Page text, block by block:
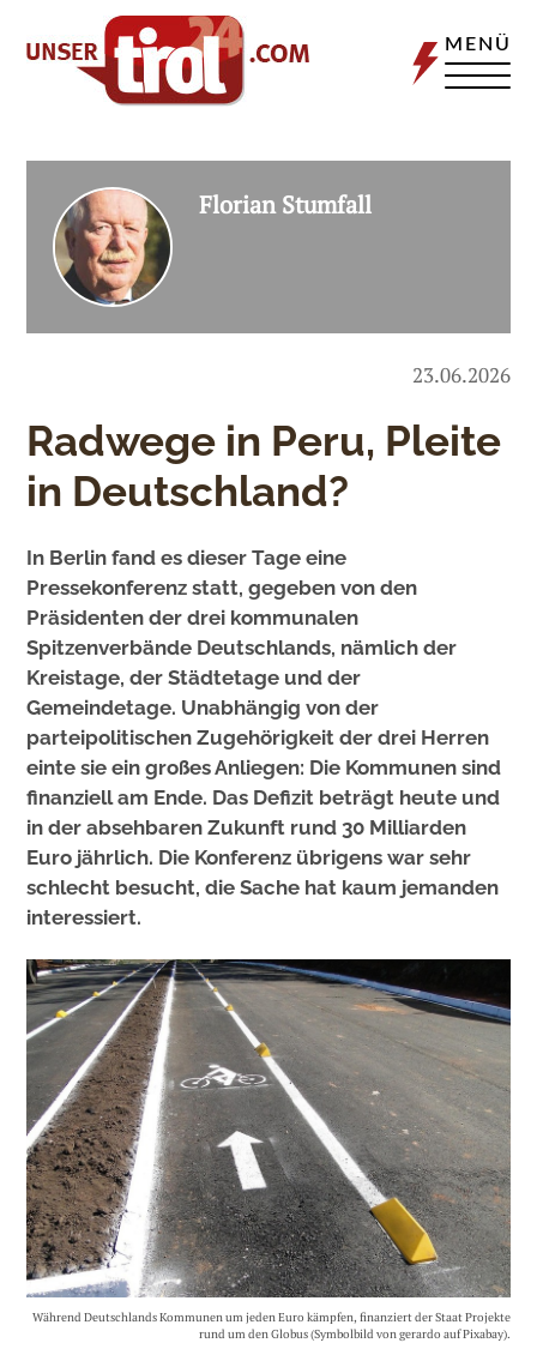
MENÜ
Florian Stumfall
23.06.2026
Radwege in Peru, Pleite
in Deutschland?
In Berlin fand es dieser Tage eine
Pressekonferenz statt, gegeben von den
Präsidenten der drei kommunalen
Spitzenverbände Deutschlands, nämlich der
Kreistage, der Städtetage und der
Gemeindetage. Unabhängig von der
parteipolitischen Zugehörigkeit der drei Herren
einte sie ein großes Anliegen: Die Kommunen sind
finanziell am Ende. Das Defizit beträgt heute und
in der absehbaren Zukunft rund 30 Milliarden
Euro jährlich. Die Konferenz übrigens war sehr
schlecht besucht, die Sache hat kaum jemanden
interessiert.
Während Deutschlands Kommunen um jeden Euro kämpfen, finanziert der Staat Projekte
rund um den Globus (Symbolbild von gerardo auf Pixabay).